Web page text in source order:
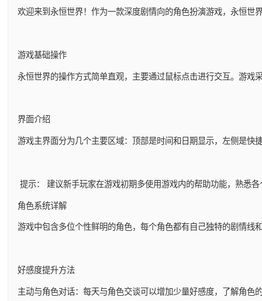
欢迎来到永恒世界！作为一款深度剧情向的角色扮演游戏，永恒
游戏基础操作
永恒世界的操作方式简单直观，主要通过鼠标点击进行交互。游
界面介绍
游戏主界面分为几个主要区域：顶部是时间和日期显示，左侧是
提示： 建议新手玩家在游戏初期多使用游戏内的帮助功能，熟悉
角色系统详解
游戏中包含多位个性鲜明的角色，每个角色都有自己独特的剧情
好感度提升方法
主动与角色对话：每天与角色交谈可以增加少量好感度，了解角色